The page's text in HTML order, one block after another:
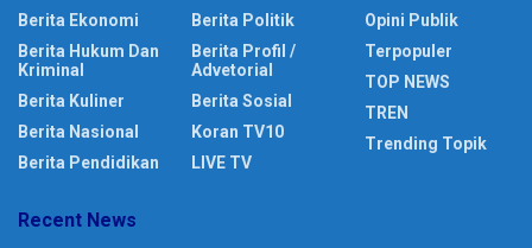
Berita Ekonomi
Berita Hukum Dan
Kriminal
Berita Kuliner
Berita Nasional
Berita Pendidikan
Berita Politik
Berita Profil /
Advetorial
Berita Sosial
Koran TV10
LIVE TV
Opini Publik
Terpopuler
TOP NEWS
TREN
Trending Topik
Recent News